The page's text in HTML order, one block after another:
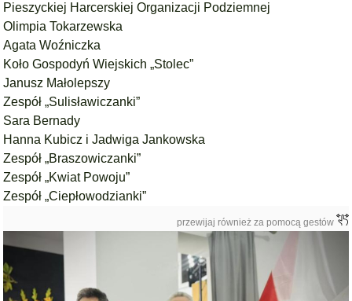
Pieszyckiej Harcerskiej Organizacji Podziemnej
Olimpia Tokarzewska
Agata Woźniczka
Koło Gospodyń Wiejskich „Stolec”
Janusz Małolepszy
Zespół „Sulisławiczanki”
Sara Bernady
Hanna Kubicz i Jadwiga Jankowska
Zespół „Braszowiczanki”
Zespół „Kwiat Powoju”
Zespół „Ciepłowodzianki”
przewijaj również za pomocą gestów